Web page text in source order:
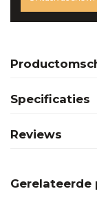
Specificaties
Reviews
Gerelateerde